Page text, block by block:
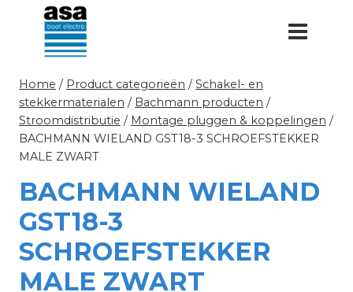
Doorgaan
inhoud
Home / Product categorieën / Schakel- en
stekkermaterialen / Bachmann producten /
Stroomdistributie / Montage pluggen & koppelingen /
BACHMANN WIELAND GST18-3 SCHROEFSTEKKER
MALE ZWART
BACHMANN WIELAND
GST18-3
SCHROEFSTEKKER
MALE ZWART